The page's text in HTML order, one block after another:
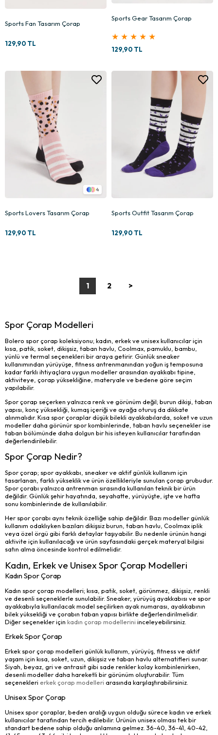
Sports Fan Tasarım Çorap
129,90 TL
Sports Gear Tasarım Çorap
★ ★ ★ ★ ★
129,90 TL
4
Sports Lovers Tasarım Çorap
129,90 TL
Sports Outfit Tasarım Çorap
129,90 TL
1 2 >
Spor Çorap Modelleri
Bolero spor çorap koleksiyonu; kadın, erkek ve unisex kullanıcılar için
kısa, patik, soket, dikişsiz, taban havlu, Coolmax, pamuklu, bambu,
yünlü ve termal seçenekleri bir araya getirir. Günlük sneaker
kullanımından yürüyüşe, fitness antrenmanından yoğun iş temposuna
kadar farklı ihtiyaçlara uygun modeller arasından ayakkabı tipine,
aktiviteye, çorap yüksekliğine, materyale ve bedene göre seçim
yapılabilir.
Spor çorap seçerken yalnızca renk ve görünüm değil; burun dikişi, taban
yapısı, konç yüksekliği, kumaş içeriği ve ayağa oturuş da dikkate
alınmalıdır. Kısa spor çoraplar düşük bilekli ayakkabılarda, soket ve uzun
modeller daha görünür spor kombinlerinde, taban havlu seçenekler ise
taban bölümünde daha dolgun bir his isteyen kullanıcılar tarafından
değerlendirilebilir.
Spor Çorap Nedir?
Spor çorap; spor ayakkabı, sneaker ve aktif günlük kullanım için
tasarlanan, farklı yükseklik ve ürün özellikleriyle sunulan çorap grubudur.
Spor çorabı yalnızca antrenman sırasında kullanılan teknik bir ürün
değildir. Günlük şehir hayatında, seyahatte, yürüyüşte, işte ve hafta
sonu kombinlerinde de kullanılabilir.
Her spor çorabı aynı teknik özelliğe sahip değildir. Bazı modeller günlük
kullanım odaklıyken bazıları dikişsiz burun, taban havlu, Coolmax iplik
veya özel örgü gibi farklı detaylar taşıyabilir. Bu nedenle ürünün hangi
aktivite için kullanılacağı ve ürün sayfasındaki gerçek materyal bilgisi
satın alma öncesinde kontrol edilmelidir.
Kadın, Erkek ve Unisex Spor Çorap Modelleri
Kadın Spor Çorap
Kadın spor çorap modelleri; kısa, patik, soket, görünmez, dikişsiz, renkli
ve desenli seçeneklerle sunulabilir. Sneaker, yürüyüş ayakkabısı ve spor
ayakkabıyla kullanılacak model seçilirken ayak numarası, ayakkabının
bilek yüksekliği ve çorabın taban yapısı birlikte değerlendirilmelidir.
Diğer seçenekler için kadın çorap modellerini inceleyebilirsiniz.
Erkek Spor Çorap
Erkek spor çorap modelleri günlük kullanım, yürüyüş, fitness ve aktif
yaşam için kısa, soket, uzun, dikişsiz ve taban havlu alternatifleri sunar.
Siyah, beyaz, gri ve antrasit gibi sade renkler kolay kombinlenirken,
desenli modeller daha hareketli bir görünüm oluşturabilir. Tüm
seçenekleri erkek çorap modelleri arasında karşılaştırabilirsiniz.
Unisex Spor Çorap
Unisex spor çoraplar, beden aralığı uygun olduğu sürece kadın ve erkek
kullanıcılar tarafından tercih edilebilir. Ürünün unisex olması tek bir
standart bedene sahip olduğu anlamına gelmez. 36-40, 36-41, 40-42,